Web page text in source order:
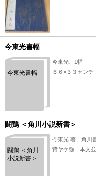
今東光書幅
今東光書幅
今東光、1幅
６６×３３センチ
闘鶏 ＜角川小説新書＞
闘鶏 ＜角川
小説新書＞
今東光 著、角川
背ヤケ強 本文並